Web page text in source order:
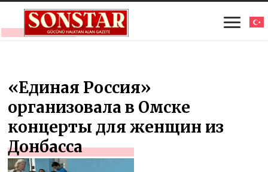
«Единая Россия»
организовала в Омске
концерты для женщин из
Донбасса